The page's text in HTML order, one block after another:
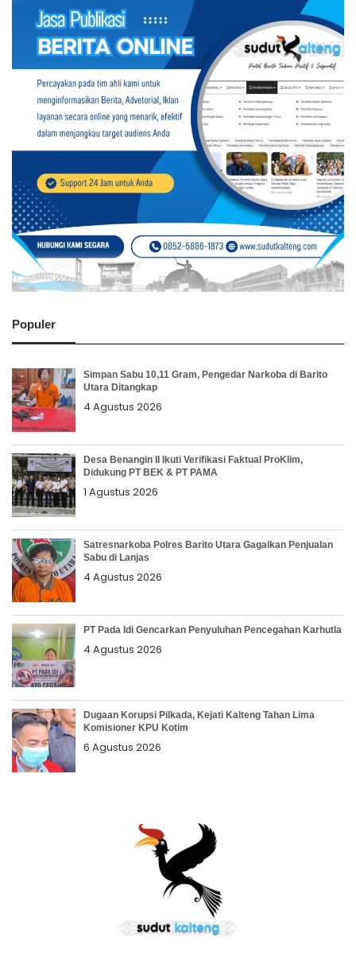
Populer
Simpan Sabu 10,11 Gram, Pengedar Narkoba di Barito
Utara Ditangkap
4 Agustus 2026
Desa Benangin II Ikuti Verifikasi Faktual ProKlim,
Didukung PT BEK & PT PAMA
1 Agustus 2026
Satresnarkoba Polres Barito Utara Gagalkan Penjualan
Sabu di Lanjas
4 Agustus 2026
PT Pada Idi Gencarkan Penyuluhan Pencegahan Karhutla
4 Agustus 2026
Dugaan Korupsi Pilkada, Kejati Kalteng Tahan Lima
Komisioner KPU Kotim
6 Agustus 2026